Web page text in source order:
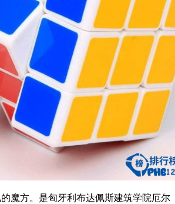
魔方。是匈牙利布达佩斯建筑学院厄尔